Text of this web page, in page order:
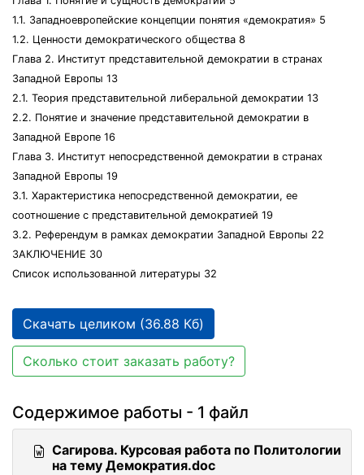
1.1. Западноевропейские концепции понятия «демократия» 5
1.2. Ценности демократического общества 8
Глава 2. Институт представительной демократии в странах
Западной Европы 13
2.1. Теория представительной либеральной демократии 13
2.2. Понятие и значение представительной демократии в
Западной Европе 16
Глава 3. Институт непосредственной демократии в странах
Западной Европы 19
3.1. Характеристика непосредственной демократии, ее
соотношение с представительной демократией 19
3.2. Референдум в рамках демократии Западной Европы 22
ЗАКЛЮЧЕНИЕ 30
Список использованной литературы 32
Скачать целиком (36.88 Кб)
Сколько стоит заказать работу?
Содержимое работы - 1 файл
Сагирова. Курсовая работа по Политологии
на тему Демократия.doc